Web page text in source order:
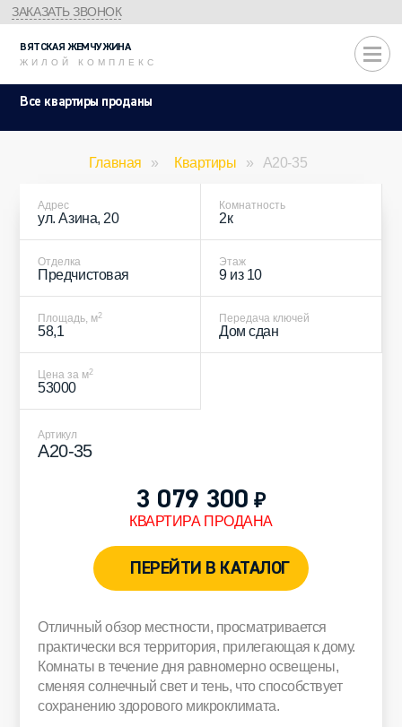
ВЯТСКАЯ ЖЕМЧУЖИНА
ЖИЛОЙ КОМПЛЕКС
ЗАКАЗАТЬ ЗВОНОК
Все квартиры проданы
Главная » Квартиры » A20-35
Адрес
ул. Азина, 20
Комнатность
2к
Отделка
Предчистовая
Этаж
9 из 10
Площадь, м2
58,1
Передача ключей
Дом сдан
Цена за м2
53000
Артикул
A20-35
3 079 300 ₽
КВАРТИРА ПРОДАНА
ПЕРЕЙТИ В КАТАЛОГ
Отличный обзор местности, просматривается
практически вся территория, прилегающая к дому.
Комнаты в течение дня равномерно освещены,
сменяя солнечный свет и тень, что способствует
сохранению здорового микроклимата.